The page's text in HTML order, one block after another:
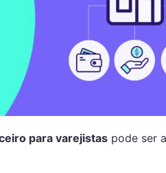
para varejistaspode ser